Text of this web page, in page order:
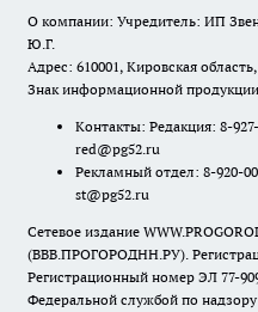
О компании: Учредитель: ИП
Ю.Г.
Адрес: 610001, Кировская
Знак информационной
Контакты: Редакция: 8-
red@pg52.ru
Рекламный отдел: 8-920-
st@pg52.ru
Сетевое издание
(ВВВ.ПРОГОРОДНН.РУ).
Регистрационный номер ЭЛ 77-
Федеральной службой по